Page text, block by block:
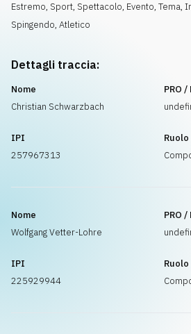
Estremo, Sport, Spettacolo, Evento, Tema,
Spingendo, Atletico
Dettagli traccia:
Nome
Christian Schwarzbach
PRO /
IPI
257967313
Ruolo
Nome
Wolfgang Vetter-Lohre
PRO /
IPI
225929944
Ruolo